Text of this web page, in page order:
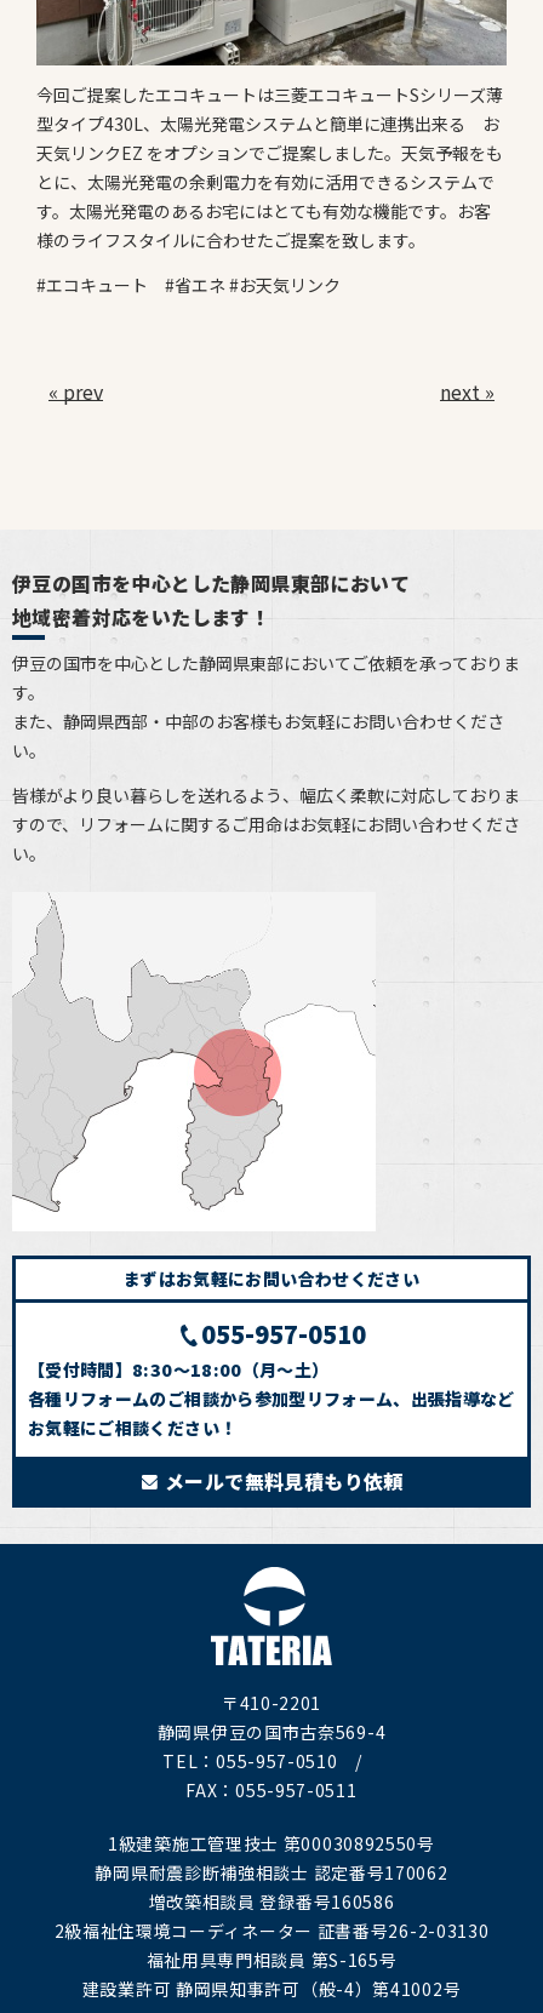
今回ご提案したエコキュートは三菱エコキュートSシリーズ薄
型タイプ430L、太陽光発電システムと簡単に連携出来る お
天気リンクEZ をオプションでご提案しました。天気予報をも
とに、太陽光発電の余剰電力を有効に活用できるシステムで
す。太陽光発電のあるお宅にはとても有効な機能です。お客
様のライフスタイルに合わせたご提案を致します。
#エコキュート #省エネ #お天気リンク
« prev next »
伊豆の国市を中心とした静岡県東部において
地域密着対応をいたします！
伊豆の国市を中心とした静岡県東部においてご依頼を承っておりま
す。
また、静岡県西部・中部のお客様もお気軽にお問い合わせくださ
い。
皆様がより良い暮らしを送れるよう、幅広く柔軟に対応しておりま
すので、リフォームに関するご用命はお気軽にお問い合わせくださ
い。
まずはお気軽にお問い合わせください
055-957-0510
【受付時間】8:30～18:00（月～土）
各種リフォームのご相談から参加型リフォーム、出張指導など
お気軽にご相談ください！
メールで無料見積もり依頼
〒410-2201
静岡県伊豆の国市古奈569-4
TEL：055-957-0510 /
FAX：055-957-0511
1級建築施工管理技士 第00030892550号
静岡県耐震診断補強相談士 認定番号170062
増改築相談員 登録番号160586
2級福祉住環境コーディネーター 証書番号26-2-03130
福祉用具専門相談員 第S-165号
建設業許可 静岡県知事許可（般-4）第41002号